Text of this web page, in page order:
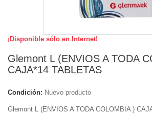
¡Disponible sólo en Internet!
Glemont L (ENVIOS A TODA
CAJA*14 TABLETAS
Condición: Nuevo producto
Glemont L (ENVIOS A TODA COLOMBIA )